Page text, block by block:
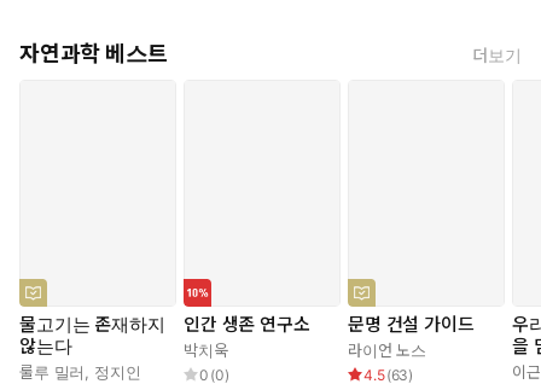
자연과학 베스트 더보기
물고기는 존재하지
않는다
룰루 밀러, 정지인
인간 생존 연구소
박치욱
0 (0)
문명 건설 가이드
라이언 노스
4.5(63)
우
을
노
이